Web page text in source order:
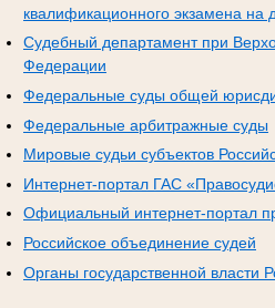
квалификационного экзамена на
Судебный департамент при
Федерации
Федеральные суды общей
Федеральные арбитражные суды
Мировые судьи субъектов
Интернет-портал ГАС
Официальный интернет-портал
Российское объединение судей
Органы государственной власти